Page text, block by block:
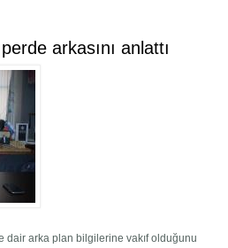
arkasını anlattı
dair arka plan bilgilerine vakıf olduğunu